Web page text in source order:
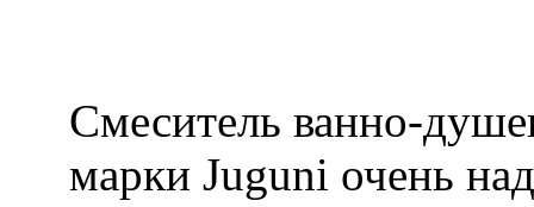
Смеситель ванно-
марки Juguni очень